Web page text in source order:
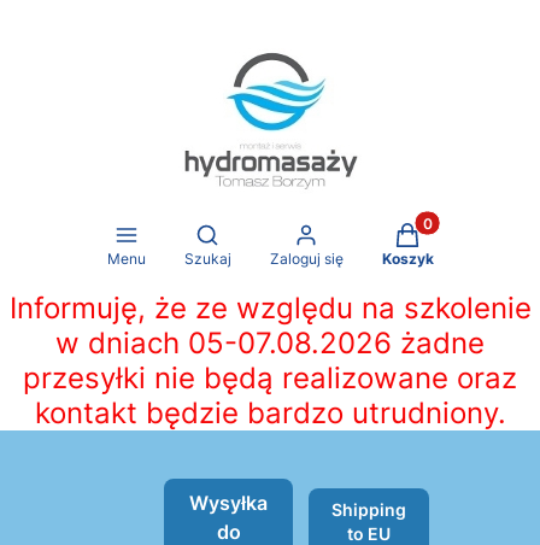
Menu
Otwórz wyszukiwarkę
Szukaj Zaloguj się
Produkty w
Koszyk
Informuję, że ze względu na szkolenie
w dniach 05-07.08.2026 żadne
przesyłki nie będą realizowane oraz
kontakt będzie bardzo utrudniony.
Wysyłka
do
Shipping
to EU